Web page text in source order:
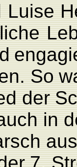
Luise
L
So
der
in